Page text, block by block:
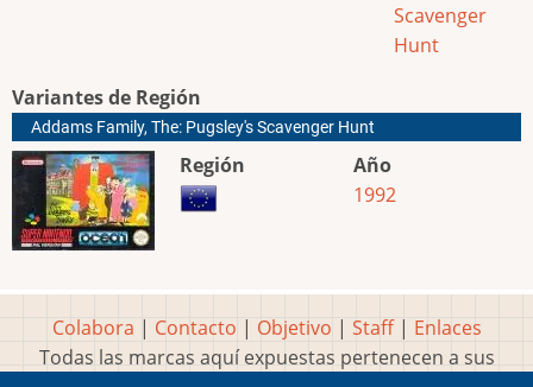
Scavenger
Hunt
Variantes de Región
Addams Family, The: Pugsley's Scavenger Hunt
Región
Año
1992
Colabora | Contacto | Objetivo | Staff| Enlaces
Todas las marcas aquí expuestas pertenecen a sus